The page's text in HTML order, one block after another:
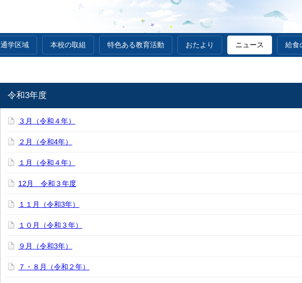
通学区域 本校の取組 特色ある教育活動 おたより ニュース 給食
令和3年度
３月（令和４年）
２月（令和4年）
１月（令和４年）
12月 令和３年度
１１月（令和3年）
１０月（令和３年）
９月（令和3年）
７・８月（令和２年）